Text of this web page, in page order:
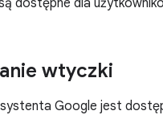
dostępne dla
wtyczki
Google jest